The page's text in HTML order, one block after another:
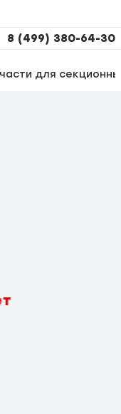
8 (499) 380-64-30
для